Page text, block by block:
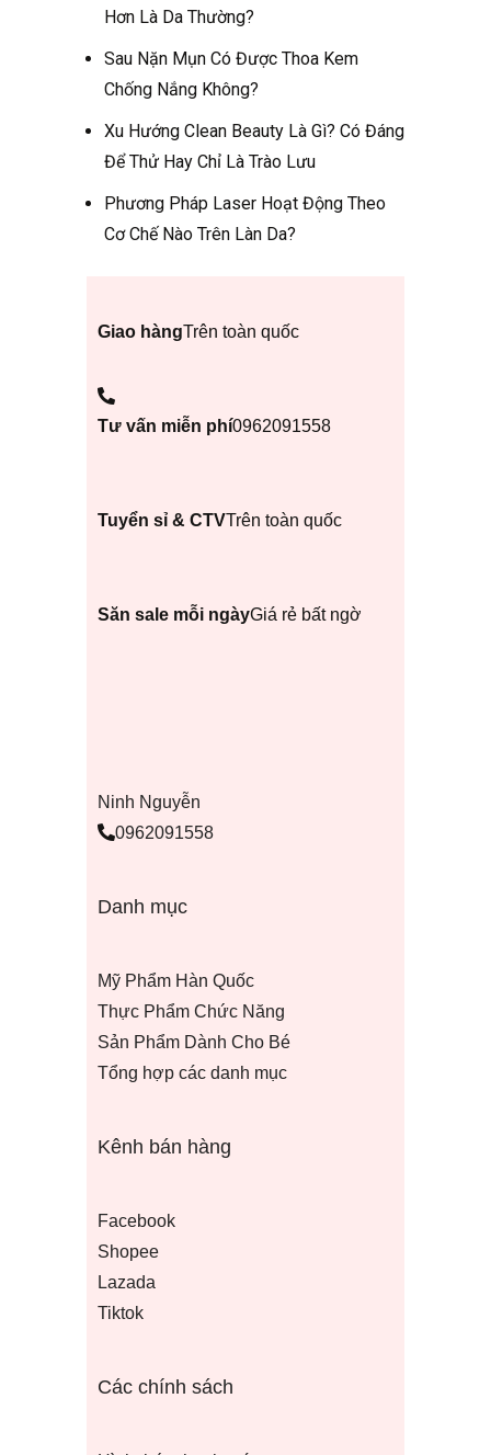
Hơn Là Da Thường?
Sau Nặn Mụn Có Được Thoa Kem
Chống Nắng Không?
Xu Hướng Clean Beauty Là Gì? Có Đáng
Để Thử Hay Chỉ Là Trào Lưu
Phương Pháp Laser Hoạt Động Theo
Cơ Chế Nào Trên Làn Da?
Giao hàngTrên toàn quốc
Tư vấn miễn phí0962091558
Tuyển sỉ & CTVTrên toàn quốc
Săn sale mỗi ngàyGiá rẻ bất ngờ
Ninh Nguyễn
0962091558
Danh mục
Mỹ Phẩm Hàn Quốc
Thực Phẩm Chức Năng
Sản Phẩm Dành Cho Bé
Tổng hợp các danh mục
Kênh bán hàng
Facebook
Shopee
Lazada
Tiktok
Các chính sách